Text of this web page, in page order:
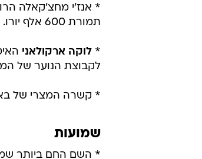
* אנז'י מחצ'קאלה
תמורת 600 אלף יורו.
* לוקה ארקולאני
לקבוצת הנוער של המועדון.
* קשרה המצרי של
שמועות
* השם החם ביותר